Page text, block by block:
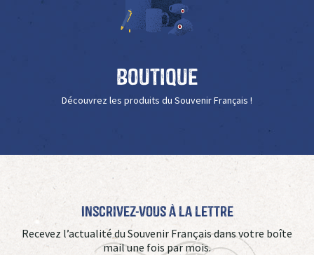
Boutique
Découvrez les produits du Souvenir Français !
Inscrivez-vous à La Lettre
Recevez l’actualité du Souvenir Français dans votre boîte
mail une fois par mois.